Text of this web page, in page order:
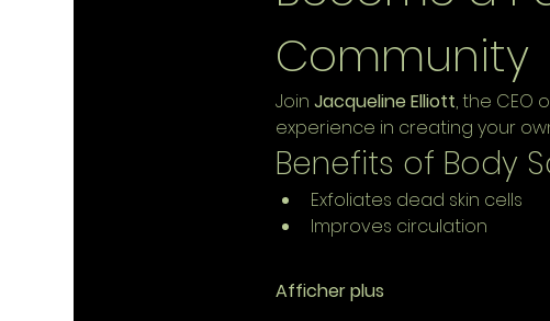
Community
Join Jacqueline Elliott, the CEO
experience in creating your
Benefits of Body
Exfoliates dead skin cells
Improves circulation
Afficher plus